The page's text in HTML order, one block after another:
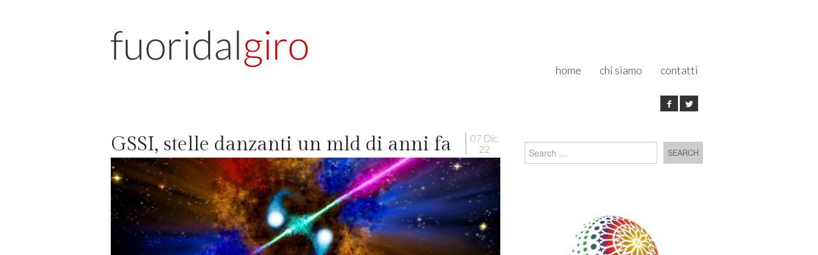
home chi siamo contatti
07 Dic
22
GSSI, stelle danzanti un mld di anni fa Search for: